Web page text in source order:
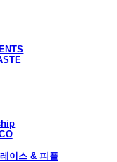
이스 & 피플